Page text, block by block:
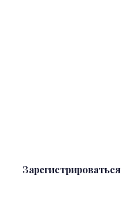
Зарегистрироваться